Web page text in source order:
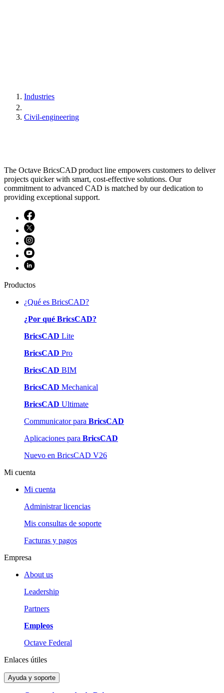
Industries
Civil-engineering
The Octave BricsCAD product line empowers customers to deliver
projects quicker with smart, cost-effective solutions. Our
commitment to advanced CAD is matched by our dedication to
providing exceptional support.
Productos
¿Qué es BricsCAD?
¿Por qué BricsCAD?
BricsCAD Lite
BricsCAD Pro
BricsCAD BIM
BricsCAD Mechanical
BricsCAD Ultimate
Communicator para BricsCAD
Aplicaciones para BricsCAD
Nuevo en BricsCAD V26
Mi cuenta
Mi cuenta
Administrar licencias
Mis consultas de soporte
Facturas y pagos
Empresa
About us
Leadership
Partners
Empleos
Octave Federal
Enlaces útiles
Ayuda y soporte